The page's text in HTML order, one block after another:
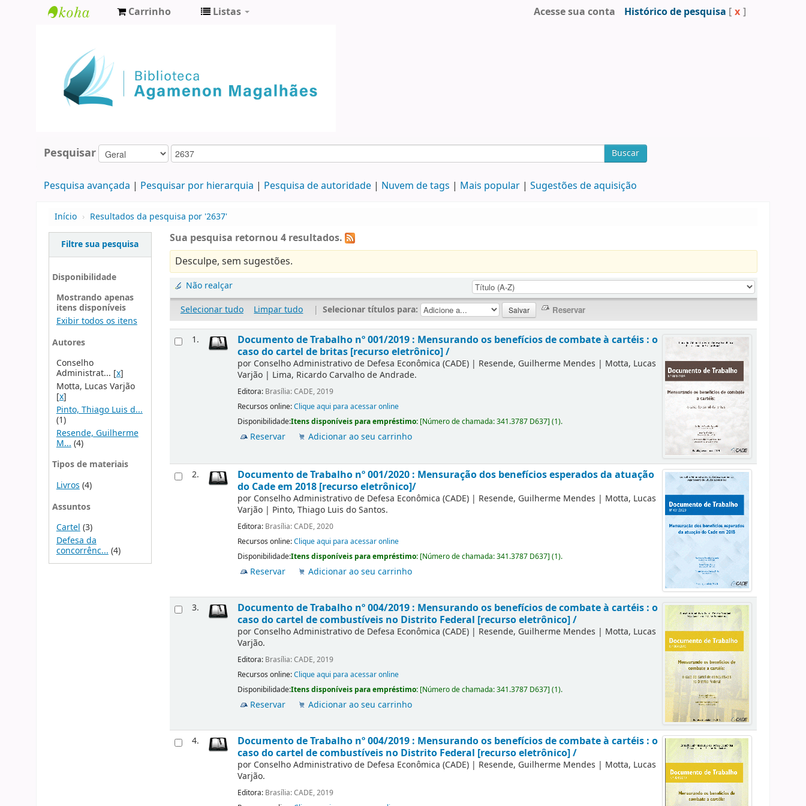
Agamenon
Magalhães
Carrinho Listas Acesse sua conta Histórico de pesquisa [ x ]
Pesquisar Buscar
Pesquisa avançada Pesquisar por hierarquia Pesquisa de autoridade Nuvem de tags Mais popular Sugestões de aquisição
Início › Resultados da pesquisa por '2637'
Filtre sua pesquisa
Disponibilidade
Mostrando apenas
itens disponíveis
Exibir todos os itens
Autores
Conselho
Administrat... [x]
Motta, Lucas Varjão
[x]
Pinto, Thiago Luis d...
(1)
Resende, Guilherme
M... (4)
Tipos de materiais
Livros (4)
Assuntos
Cartel(3)
Defesa da
concorrênc... (4)
Sua pesquisa retornou 4 resultados.
Desculpe, sem sugestões.
Não realçar
Selecionar tudo
Limpar tudo | Selecionar títulos para:
1.
Documento de Trabalho nº 001/2019 : Mensurando os benefícios de combate à cartéis : o
caso do cartel de britas [recurso eletrônico] /
por Conselho Administrativo de Defesa Econômica (CADE) | Resende, Guilherme Mendes | Motta, Lucas
Varjão | Lima, Ricardo Carvalho de Andrade.
Editora: Brasília: CADE, 2019
Recursos online:Clique aqui para acessar online
Disponibilidade:Itens disponíveis para empréstimo: [Número de chamada:341.3787 D637](1).
Reservar Adicionar ao seu carrinho
2.
Documento de Trabalho nº 001/2020 : Mensuração dos benefícios esperados da atuação
do Cade em 2018 [recurso eletrônico]/
por Conselho Administrativo de Defesa Econômica (CADE) | Resende, Guilherme Mendes | Motta, Lucas
Varjão | Pinto, Thiago Luis do Santos.
Editora: Brasília: CADE, 2020
Recursos online:Clique aqui para acessar online
Disponibilidade:Itens disponíveis para empréstimo: [Número de chamada:341.3787 D637](1).
Reservar Adicionar ao seu carrinho
3.
Documento de Trabalho nº 004/2019 : Mensurando os benefícios de combate à cartéis : o
caso do cartel de combustíveis no Distrito Federal [recurso eletrônico] /
por Conselho Administrativo de Defesa Econômica (CADE) | Resende, Guilherme Mendes | Motta, Lucas
Varjão.
Editora: Brasília: CADE, 2019
Recursos online:Clique aqui para acessar online
Disponibilidade:Itens disponíveis para empréstimo: [Número de chamada:341.3787 D637](1).
Reservar Adicionar ao seu carrinho
4.
Documento de Trabalho nº 004/2019 : Mensurando os benefícios de combate à cartéis : o
caso do cartel de combustíveis no Distrito Federal [recurso eletrônico] /
por Conselho Administrativo de Defesa Econômica (CADE) | Resende, Guilherme Mendes | Motta, Lucas
Varjão.
Editora: Brasília: CADE, 2019